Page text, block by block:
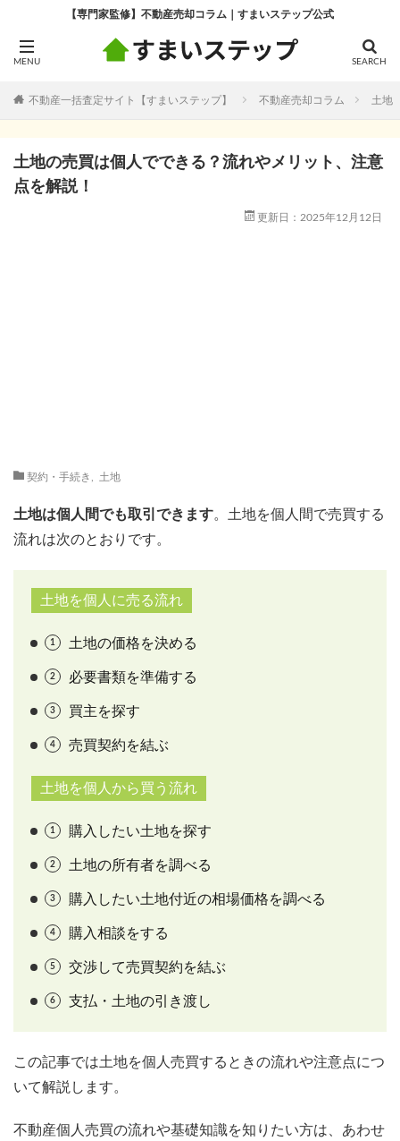
【専門家監修】不動産売却コラム｜すまいステップ公式
不動産一括査定サイト【すまいステップ】 不動産売却コラム 土地
土地の売買は個人でできる？流れやメリット、注意
点を解説！
更新日：2025年12月12日
契約・手続き 土地
土地は個人間でも取引できます。土地を個人間で売買する
流れは次のとおりです。
土地を個人に売る流れ
土地の価格を決める
必要書類を準備する
買主を探す
売買契約を結ぶ
土地を個人から買う流れ
購入したい土地を探す
土地の所有者を調べる
購入したい土地付近の相場価格を調べる
購入相談をする
交渉して売買契約を結ぶ
支払・土地の引き渡し
この記事では土地を個人売買するときの流れや注意点につ
いて解説します。
不動産個人売買の流れや基礎知識を知りたい方は、あわせ